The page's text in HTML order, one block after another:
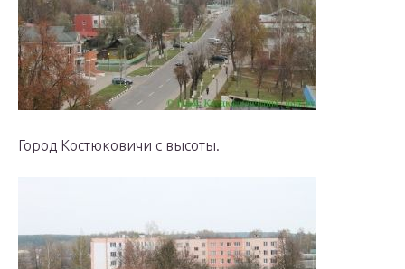
Город Костюковичи с высоты.